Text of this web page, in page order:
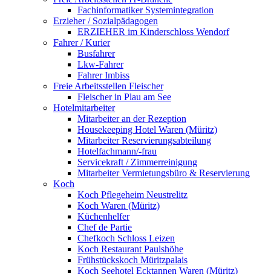
Fachinformatiker Systemintegration
Erzieher / Sozialpädagogen
ERZIEHER im Kinderschloss Wendorf
Fahrer / Kurier
Busfahrer
Lkw-Fahrer
Fahrer Imbiss
Freie Arbeitsstellen Fleischer
Fleischer in Plau am See
Hotelmitarbeiter
Mitarbeiter an der Rezeption
Housekeeping Hotel Waren (Müritz)
Mitarbeiter Reservierungsabteilung
Hotelfachmann/-frau
Servicekraft / Zimmerreinigung
Mitarbeiter Vermietungsbüro & Reservierung
Koch
Koch Pflegeheim Neustrelitz
Koch Waren (Müritz)
Küchenhelfer
Chef de Partie
Chefkoch Schloss Leizen
Koch Restaurant Paulshöhe
Frühstückskoch Müritzpalais
Koch Seehotel Ecktannen Waren (Müritz)